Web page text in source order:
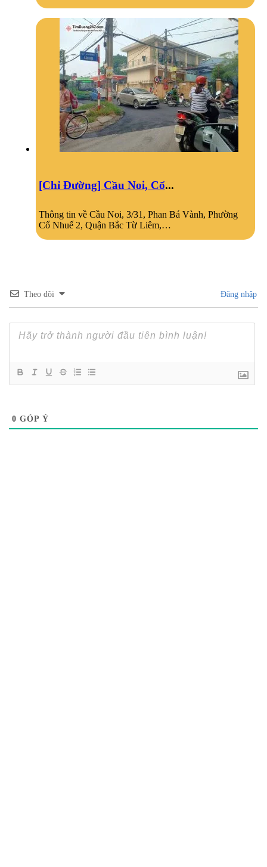
[Chỉ Đường] Cầu Noi, Cổ...
Thông tin về Cầu Noi, 3/31, Phan Bá Vành, Phường
Cổ Nhuế 2, Quận Bắc Từ Liêm,…
Theo dõi Đăng nhập
0 GÓP Ý